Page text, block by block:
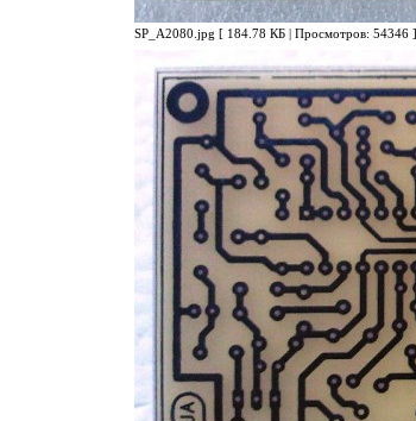
SP_A2080.jpg [ 184.78 КБ | Просмотров: 54346 ]